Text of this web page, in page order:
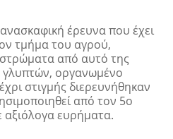
έρευνα που έχει
τμήμα του αγρού,
από αυτό της
οργανωμένο
στιγμής διερευνήθηκαν
από τον 5ο
αξιόλογα ευρήματα.